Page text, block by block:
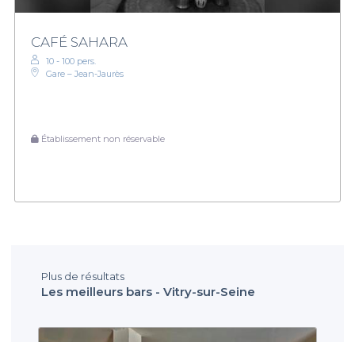
CAFÉ SAHARA
10 - 100 pers.
Gare – Jean-Jaurès
Établissement non réservable
Plus de résultats
Les meilleurs bars - Vitry-sur-Seine